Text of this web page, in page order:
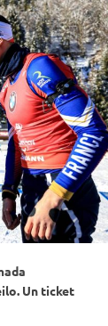
Un ticket